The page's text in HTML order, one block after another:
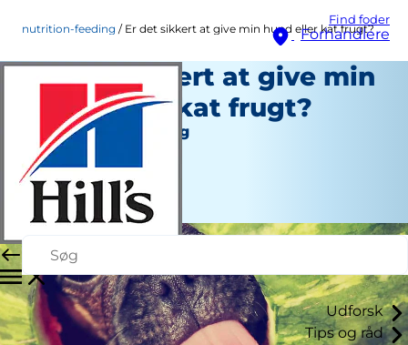
Find foder
Forhandlere
Udforsk
Tips og råd
nutrition-feeding Er det sikkert at give min hund eller kat frugt?
Er det sikkert at give min
hund eller kat frugt?
Ernæring og fodring
Christine O'Brien
|
April 23, 2021